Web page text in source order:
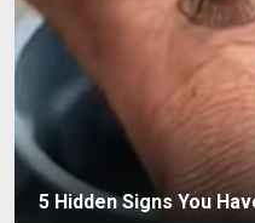
5 Hidden Signs You